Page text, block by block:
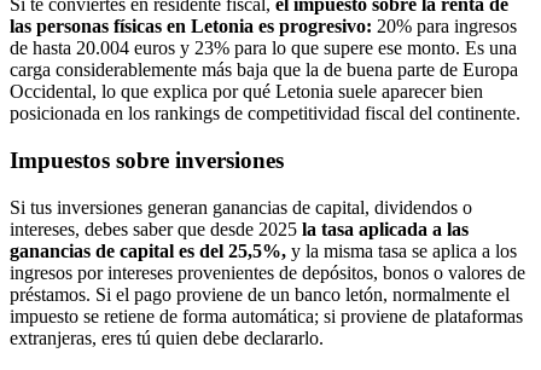
Si te conviertes en residente fiscal, el impuesto sobre la renta de
las personas físicas en Letonia es progresivo: 20% para ingresos
de hasta 20.004 euros y 23% para lo que supere ese monto. Es una
carga considerablemente más baja que la de buena parte de Europa
Occidental, lo que explica por qué Letonia suele aparecer bien
posicionada en los rankings de competitividad fiscal del continente.
Impuestos sobre inversiones
Si tus inversiones generan ganancias de capital, dividendos o
intereses, debes saber que desde 2025 la tasa aplicada a las
ganancias de capital es del 25,5%, y la misma tasa se aplica a los
ingresos por intereses provenientes de depósitos, bonos o valores de
préstamos. Si el pago proviene de un banco letón, normalmente el
impuesto se retiene de forma automática; si proviene de plataformas
extranjeras, eres tú quien debe declararlo.